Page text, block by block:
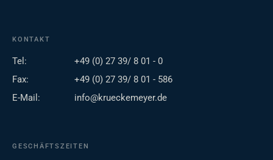
KONTAKT
Tel:
+49 (0) 27 39/ 8 01 - 0
Fax:
+49 (0) 27 39/ 8 01 - 586
E-Mail:
info@krueckemeyer.de
GESCHÄFTSZEITEN